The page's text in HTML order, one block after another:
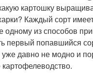
картошку
Каждый сорт
одному из способов
первый попавшийся
давно не модно и